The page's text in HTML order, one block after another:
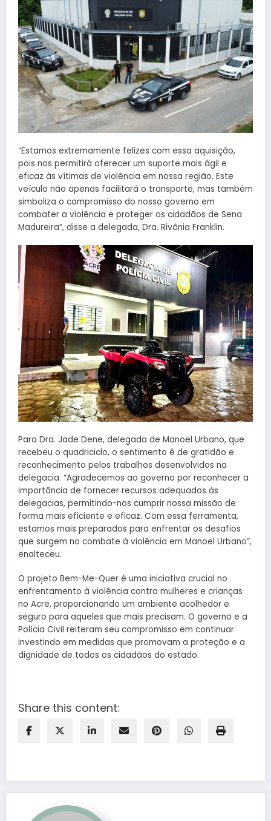
“Estamos extremamente felizes com essa aquisição,
pois nos permitirá oferecer um suporte mais ágil e
eficaz às vítimas de violência em nossa região. Este
veículo não apenas facilitará o transporte, mas também
simboliza o compromisso do nosso governo em
combater a violência e proteger os cidadãos de Sena
Madureira”, disse a delegada, Dra. Rivânia Franklin.
Para Dra. Jade Dene, delegada de Manoel Urbano, que
recebeu o quadriciclo, o sentimento é de gratidão e
reconhecimento pelos trabalhos desenvolvidos na
delegacia. “Agradecemos ao governo por reconhecer a
importância de fornecer recursos adequados às
delegacias, permitindo-nos cumprir nossa missão de
forma mais eficiente e eficaz. Com essa ferramenta,
estamos mais preparados para enfrentar os desafios
que surgem no combate à violência em Manoel Urbano”,
enalteceu.
O projeto Bem-Me-Quer é uma iniciativa crucial no
enfrentamento à violência contra mulheres e crianças
no Acre, proporcionando um ambiente acolhedor e
seguro para aqueles que mais precisam. O governo e a
Polícia Civil reiteram seu compromisso em continuar
investindo em medidas que promovam a proteção e a
dignidade de todos os cidadãos do estado.
Share this content: